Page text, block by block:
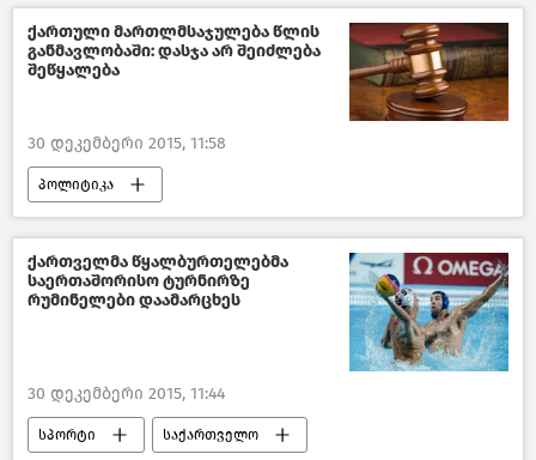
ქართული მართლმსაჯულება წლის
განმავლობაში: დასჯა არ შეიძლება
შეწყალება
30 დეკემბერი 2015, 11:58
პოლიტიკა
საქართველოში 2015 წლის შეჯამება
საქართველო
ქართველმა წყალბურთელებმა
საერთაშორისო ტურნირზე
რუმინელები დაამარცხეს
30 დეკემბერი 2015, 11:44
სპორტი საქართველო